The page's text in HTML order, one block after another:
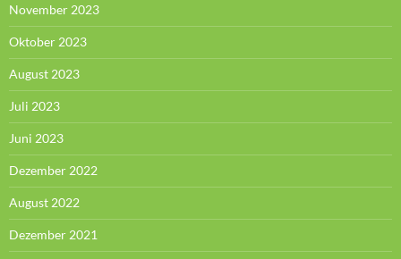
November 2023
Oktober 2023
August 2023
Juli 2023
Juni 2023
Dezember 2022
August 2022
Dezember 2021